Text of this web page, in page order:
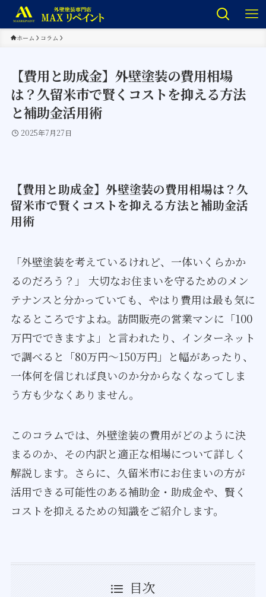
ホーム コラム
【費用と助成金】外壁塗装の費用相場
は？久留米市で賢くコストを抑える方法
と補助金活用術
2025年7月27日
【費用と助成金】外壁塗装の費用相場は？久
留米市で賢くコストを抑える方法と補助金活
用術
「外壁塗装を考えているけれど、一体いくらかか
るのだろう？」 大切なお住まいを守るためのメン
テナンスと分かっていても、やはり費用は最も気に
なるところですよね。訪問販売の営業マンに「100
万円でできますよ」と言われたり、インターネット
で調べると「80万円～150万円」と幅があったり、
一体何を信じれば良いのか分からなくなってしま
う方も少なくありません。
このコラムでは、外壁塗装の費用がどのように決
まるのか、その内訳と適正な相場について詳しく
解説します。さらに、久留米市にお住まいの方が
活用できる可能性のある補助金・助成金や、賢く
コストを抑えるための知識をご紹介します。
目次